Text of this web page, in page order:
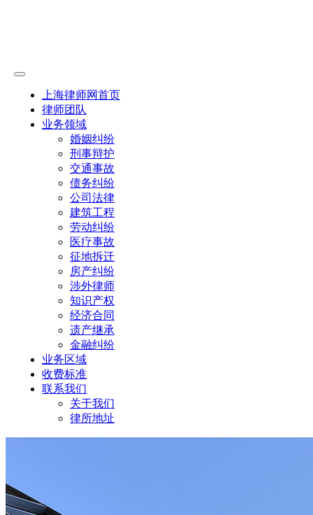
上海律师网首页
律师团队
业务领域
婚姻纠纷
刑事辩护
交通事故
债务纠纷
公司法律
建筑工程
劳动纠纷
医疗事故
征地拆迁
房产纠纷
涉外律师
知识产权
经济合同
遗产继承
金融纠纷
业务区域
收费标准
联系我们
关于我们
律所地址